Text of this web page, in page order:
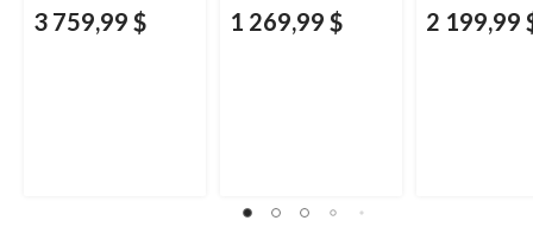
3 759,99 $ 1 269,99 $ 2 199,99